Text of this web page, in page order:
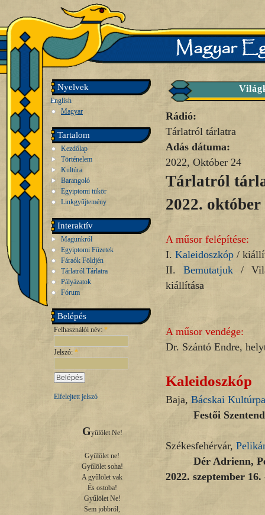
Nyelvek
English
Magyar
Tartalom
Kezdőlap
Történelem
Kultúra
Barangoló
Egyiptomi tükör
Linkgyűjtemény
Interaktív
Magunkról
Egyiptomi Füzetek
Fáraók Földjén
Tárlatról Tárlatra
Pályázatok
Fórum
Belépés
Felhasználói név: *
Jelszó: *
Elfelejtett jelszó
Gyűlölet Ne!
Gyűlölet ne!
Gyűlölet soha!
A gyűlölet vak
És ostoba!
Gyűlölet Ne!
Sem jobbról,
Rádió:
Tárlatról tárlatra
Adás dátuma:
2022, Október 24
Tárlatról
2022. október
A műsor felépítése:
I. Kaleidoszkóp /
II. Bemutatjuk/
kiállítása
A műsor vendége:
Dr. Szántó Endre,
Kaleidoszkóp
Baja, Bácskai
Festői
Székesfehérvár,
Dér Adrienn,
2022. szeptember